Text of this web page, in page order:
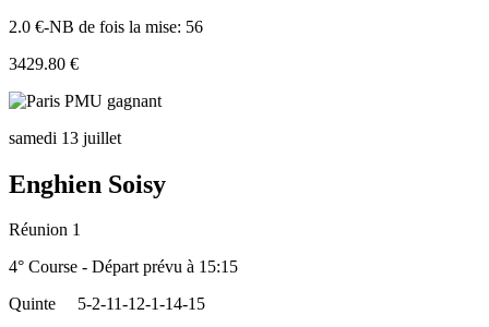
2.0 €-NB de fois la mise: 56
3429.80 €
samedi 13 juillet
Enghien Soisy
Réunion 1
4° Course - Départ prévu à 15:15
Quinte
5-2-11-12-1-14-15